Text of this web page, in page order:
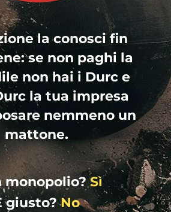
la conosci fin
se non paghi la
non hai i Durc e
la tua impresa
nemmeno un
mattone.
monopolio? Sì
giusto? No